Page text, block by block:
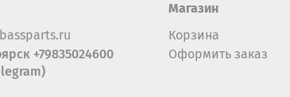
+79835024600
Магазин
Корзина
Оформить заказ